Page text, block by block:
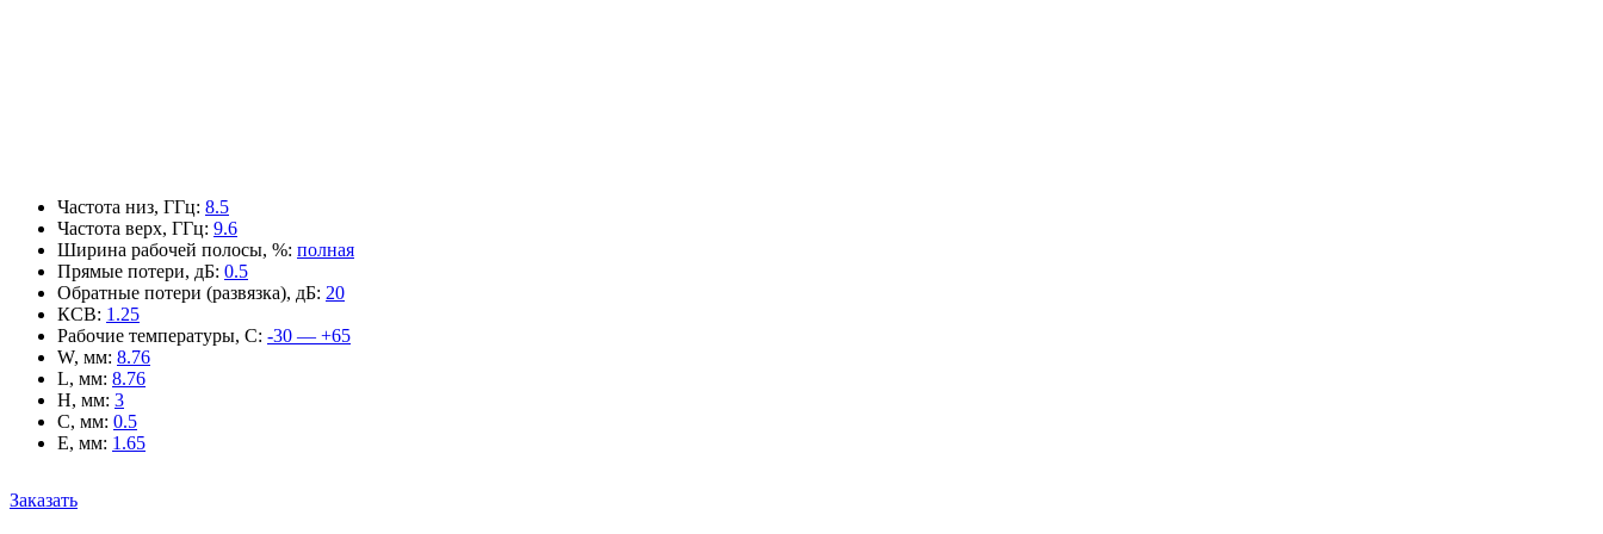
Частота низ, ГГц: 8.5
Частота верх, ГГц: 9.6
Ширина рабочей полосы, %: полная
Прямые потери, дБ: 0.5
Обратные потери (развязка), дБ: 20
КСВ: 1.25
Рабочие температуры, С: -30 — +65
W, мм: 8.76
L, мм: 8.76
H, мм: 3
C, мм: 0.5
E, мм: 1.65
Заказать